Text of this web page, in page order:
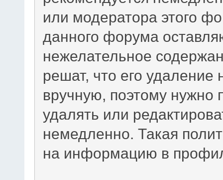
или модератора этого
данного форума
нежелательное
решат, что его
вручную, поэтому нужно
удалять или
немедленно. Такая
на информацию в